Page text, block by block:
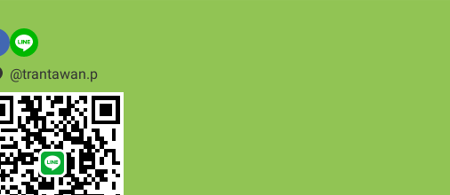
@trantawan.p